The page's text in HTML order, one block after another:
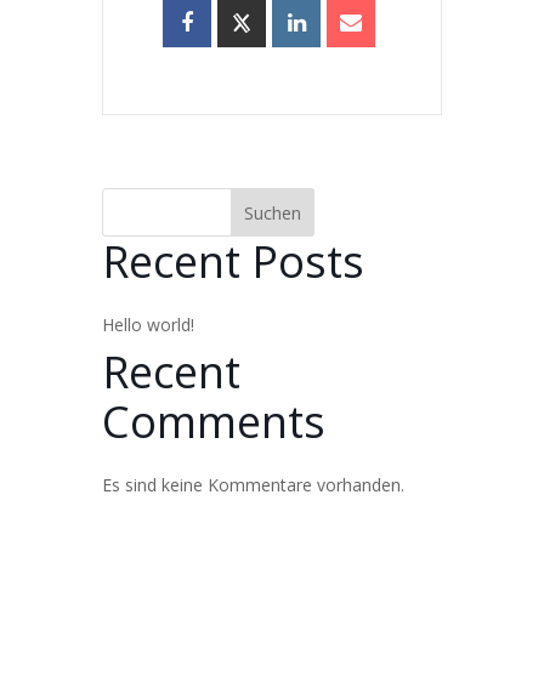
Suchen
Recent Posts
Hello world!
Recent
Comments
Es sind keine Kommentare vorhanden.